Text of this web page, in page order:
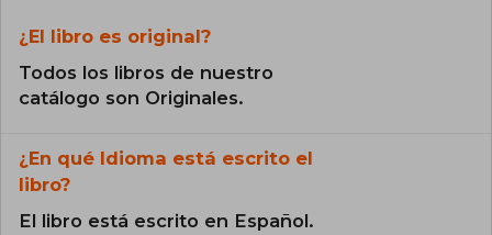
¿El libro es original?
Todos los libros de nuestro
catálogo son Originales.
¿En qué Idioma está escrito el
libro?
El libro está escrito en Español.